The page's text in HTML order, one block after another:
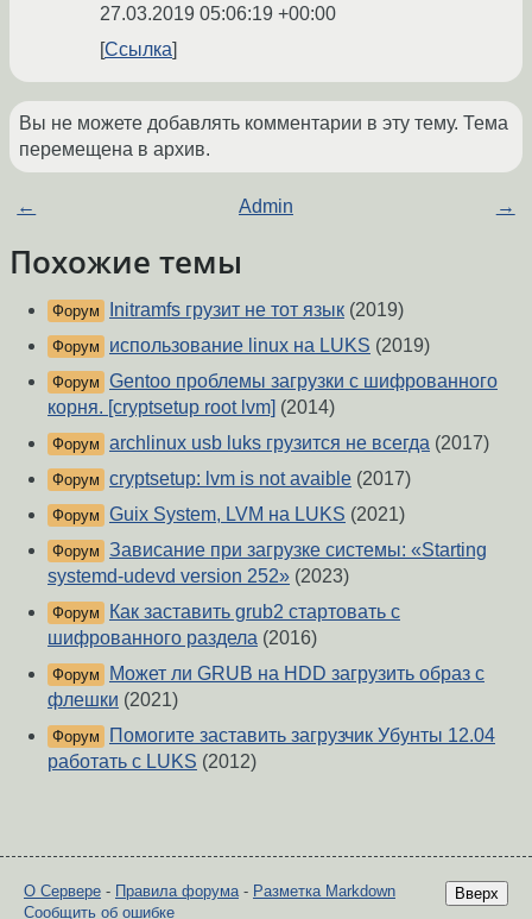
27.03.2019 05:06:19 +00:00
Ссылка
Вы не можете добавлять комментарии в эту тему. Тема
перемещена в архив.
← Admin →
Похожие темы
Форум Initramfs грузит не тот язык (2019)
Форум использование linux на LUKS (2019)
Форум Gentoo проблемы загрузки с шифрованного
корня. [cryptsetup root lvm] (2014)
Форум archlinux usb luks грузится не всегда (2017)
Форум cryptsetup: lvm is not avaible (2017)
Форум Guix System, LVM на LUKS (2021)
Форум Зависание при загрузке системы: «Starting
systemd-udevd version 252» (2023)
Форум
Как заставить grub2 стартовать с
шифрованного раздела (2016)
Форум
Может ли GRUB на HDD загрузить образ с
флешки (2021)
Форум
Помогите заставить загрузчик Убунты 12.04
работать с LUKS (2012)
Вверх
О Сервере - Правила форума- Разметка Markdown
Сообщить об ошибке